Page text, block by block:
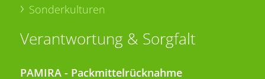
Sonderkulturen
Verantwortung & Sorgfalt
PAMIRA - Packmittelrücknahme